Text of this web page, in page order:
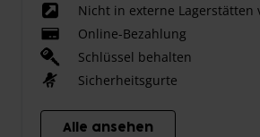
Nicht in externe Lagerstätten
Online-Bezahlung
Schlüssel behalten
Sicherheitsgurte
Alle ansehen